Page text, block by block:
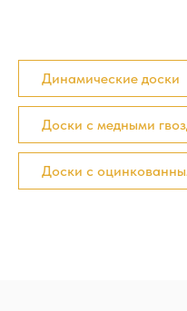
Динамические доски
Доски с медными
Доски с